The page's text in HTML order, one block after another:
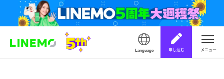
Language 申し込む メニュー